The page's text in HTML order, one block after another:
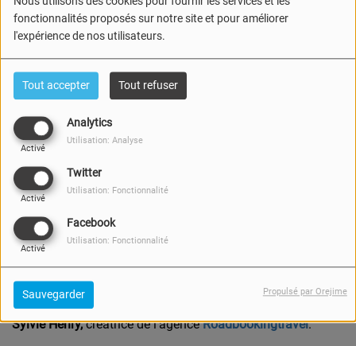
fonctionnalités proposés sur notre site et pour améliorer
l'expérience de nos utilisateurs.
Tout accepter Tout refuser
Analytics
Activé
Utilisation: Analyse
Twitter
Activé
Utilisation: Fonctionnalité
Facebook
Activé
Utilisation: Fonctionnalité
Sauvegarder Propulsé par Orejime
28 JUIN 2023 - 2907 VUES
Écouter le podcast Télécharger le podcast
Cette semaine, dans l'
Sylvie Henry,créatrice de l'agenceRoadbookingtravel.